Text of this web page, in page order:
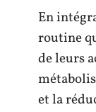
En
routine
de leurs
et la